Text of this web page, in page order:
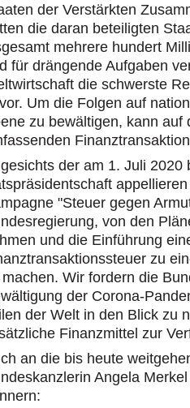
der Verstärkten
die daran beteiligten
mehrere hundert
für drängende Aufgaben
die schwerste
Um die Folgen auf
zu bewältigen, kann
der am 1. Juli 2020
"Steuer gegen
von den
und die Einführung
zu
Wir fordern die
der Corona-
der Welt in den Blick zu
Finanzmittel zur
an die bis heute
Angela